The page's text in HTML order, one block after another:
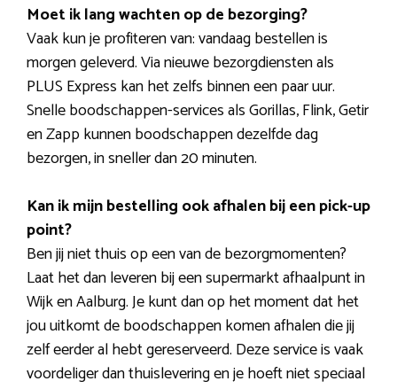
Moet ik lang wachten op de bezorging?
Vaak kun je profiteren van: vandaag bestellen is
morgen geleverd. Via nieuwe bezorgdiensten als
PLUS Express kan het zelfs binnen een paar uur.
Snelle boodschappen-services als Gorillas, Flink, Getir
en Zapp kunnen boodschappen dezelfde dag
bezorgen, in sneller dan 20 minuten.
Kan ik mijn bestelling ook afhalen bij een pick-up
point?
Ben jij niet thuis op een van de bezorgmomenten?
Laat het dan leveren bij een supermarkt afhaalpunt in
Wijk en Aalburg. Je kunt dan op het moment dat het
jou uitkomt de boodschappen komen afhalen die jij
zelf eerder al hebt gereserveerd. Deze service is vaak
voordeliger dan thuislevering en je hoeft niet speciaal